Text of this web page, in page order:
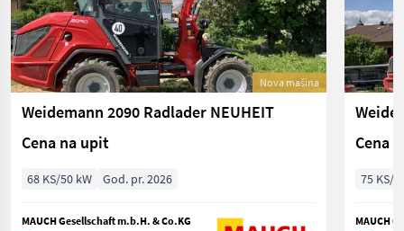
Nova mašina
Weidemann 2090 Radlader NEUHEIT
Cena na upit
68 KS/50 kW God. pr. 2026
MAUCH Gesellschaft m.b.H. & Co.KG
Cena
75 KS/
MAUCH